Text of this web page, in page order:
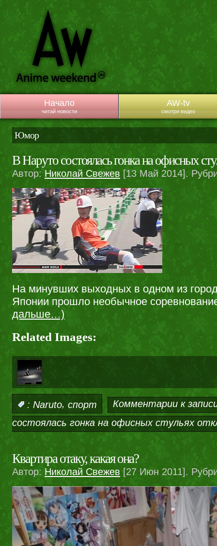
Начало
читай новости
AW-tv
смотри видео
Юмор
В Наруто состоялась гонка на офисных
Автор:Николай Свежев [13 Май 2014].
На минувших выходных в одном из
Японии прошло необычное
дальше…)
Related Images:
: Naruto, спорт Комментарии к
состоялась гонка на офисных стульях
Квартира отаку, какая она?
Автор: Николай Свежев [27 Июн 2011].